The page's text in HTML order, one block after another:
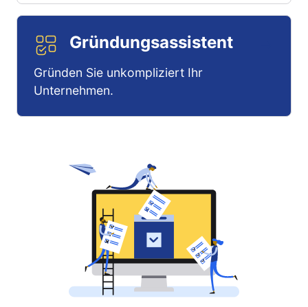
Gründungsassistent
Gründen Sie unkompliziert Ihr
Unternehmen.